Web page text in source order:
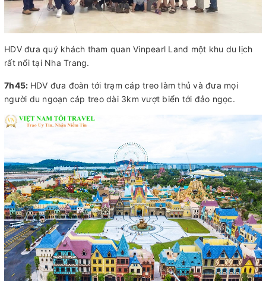
HDV đưa quý khách tham quan Vinpearl Land một khu du lịch
rất nổi tại Nha Trang.
7h45: HDV đưa đoàn tới trạm cáp treo làm thủ và đưa mọi
người du ngoạn cáp treo dài 3km vượt biển tới đảo ngọc.